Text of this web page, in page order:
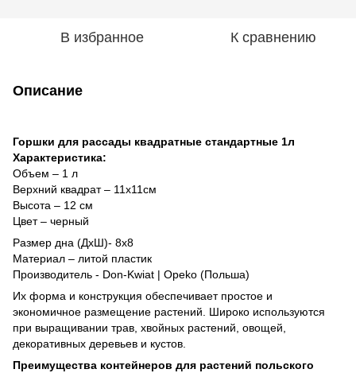
В избранное К сравнению
Описание
Горшки для рассады квадратные стандартные 1л
Характеристика:
Объем – 1 л
Верхний квадрат – 11х11см
Высота – 12 см
Цвет – черный
Размер дна (ДхШ)- 8x8
Материал – литой пластик
Производитель - Don-Kwiat | Opeko (Польша)
Их форма и конструкция обеспечивает простое и
экономичное размещение растений. Широко используются
при выращивании трав, хвойных растений, овощей,
декоративных деревьев и кустов.
Преимущества контейнеров для растений польского